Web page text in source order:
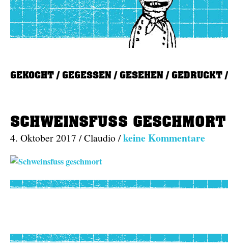
GEKOCHT GEGESSEN GESEHEN GEDRUCKT
SCHWEINSFUSS GESCHMORT
4. Oktober 2017 / Claudio /keine Kommentare